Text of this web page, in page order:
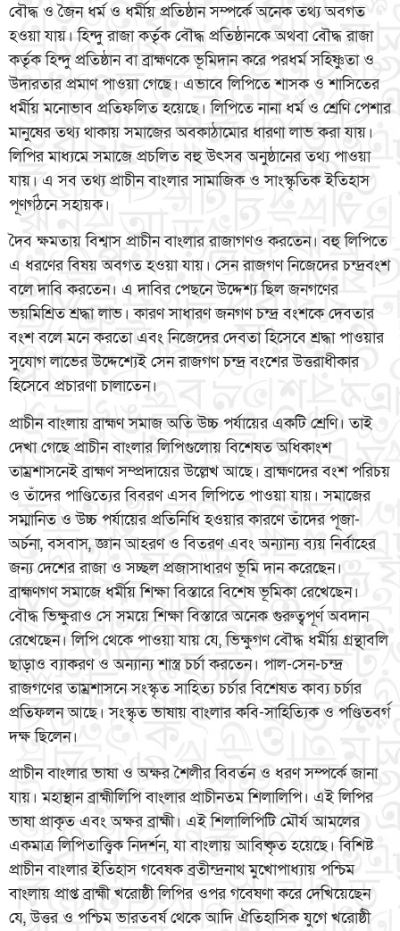
বৌদ্ধ ও জৈন ধর্ম ও ধর্মীয় প্রতিষ্ঠান সম্পর্কে অনেক তথ্য অবগত
হওয়া যায়। হিন্দু রাজা কর্তৃক বৌদ্ধ প্রতিষ্ঠানকে অথবা বৌদ্ধ রাজা
কর্তৃক হিন্দু প্রতিষ্ঠান বা ব্রাহ্মণকে ভূমিদান করে পরধর্ম সহিষ্ণুতা ও
উদারতার প্রমাণ পাওয়া গেছে। এভাবে লিপিতে শাসক ও শাসিতের
ধর্মীয় মনোভাব প্রতিফলিত হয়েছে। লিপিতে নানা ধর্ম ও শ্রেণি পেশার
মানুষের তথ্য থাকায় সমাজের অবকাঠামোর ধারণা লাভ করা যায়।
লিপির মাধ্যমে সমাজে প্রচলিত বহু উৎসব অনুষ্ঠানের তথ্য পাওয়া
যায়। এ সব তথ্য প্রাচীন বাংলার সামাজিক ও সাংস্কৃতিক ইতিহাস
পূণর্গঠনে সহায়ক।
দৈব ক্ষমতায় বিশ্বাস প্রাচীন বাংলার রাজাগণও করতেন। বহু লিপিতে
এ ধরণের বিষয় অবগত হওয়া যায়। সেন রাজগণ নিজেদের চন্দ্রবংশ
বলে দাবি করতেন। এ দাবির পেছনে উদ্দেশ্য ছিল জনগণের
ভয়মিশ্রিত শ্রদ্ধা লাভ। কারণ সাধারণ জনগণ চন্দ্র বংশকে দেবতার
বংশ বলে মনে করতো এবং নিজেদের দেবতা হিসেবে শ্রদ্ধা পাওয়ার
সুযোগ লাভের উদ্দেশ্যেই সেন রাজগণ চন্দ্র বংশের উত্তরাধীকার
হিসেবে প্রচারণা চালাতেন।
প্রাচীন বাংলায় ব্রাহ্মণ সমাজ অতি উচ্চ পর্যায়ের একটি শ্রেণি। তাই
দেখা গেছে প্রাচীন বাংলার লিপিগুলোয় বিশেষত অধিকাংশ
তাম্রশাসনেই ব্রাহ্মণ সম্প্রদায়ের উল্লেখ আছে। ব্রাহ্মণদের বংশ পরিচয়
ও তাঁদের পাণ্ডিত্যের বিবরণ এসব লিপিতে পাওয়া যায়। সমাজের
সম্মানিত ও উচ্চ পর্যায়ের প্রতিনিধি হওয়ার কারণে তাঁদের পূজা-
অর্চনা, বসবাস, জ্ঞান আহরণ ও বিতরণ এবং অন্যান্য ব্যয় নির্বাহের
জন্য দেশের রাজা ও সচ্ছল প্রজাসাধারণ ভূমি দান করেছেন।
ব্রাহ্মণগণ সমাজে ধর্মীয় শিক্ষা বিস্তারে বিশেষ ভূমিকা রেখেছেন।
বৌদ্ধ ভিক্ষুরাও সে সময়ে শিক্ষা বিস্তারে অনেক গুরুত্বপূর্ণ অবদান
রেখেছেন। লিপি থেকে পাওয়া যায় যে, ভিক্ষুগণ বৌদ্ধ ধর্মীয় গ্রন্থাবলি
ছাড়াও ব্যাকরণ ও অন্যান্য শাস্ত্র চর্চা করতেন। পাল-সেন-চন্দ্র
রাজগণের তাম্রশাসনে সংস্কৃত সাহিত্য চর্চার বিশেষত কাব্য চর্চার
প্রতিফলন আছে। সংস্কৃত ভাষায় বাংলার কবি-সাহিত্যিক ও পণ্ডিতবর্গ
দক্ষ ছিলেন।
প্রাচীন বাংলার ভাষা ও অক্ষর শৈলীর বিবর্তন ও ধরণ সম্পর্কে জানা
যায়। মহাস্থান ব্রাহ্মীলিপি বাংলার প্রাচীনতম শিলালিপি। এই লিপির
ভাষা প্রাকৃত এবং অক্ষর ব্রাহ্মী। এই শিলালিপিটি মৌর্য আমলের
একমাত্র লিপিতাত্ত্বিক নিদর্শন, যা বাংলায় আবিষ্কৃত হয়েছে। বিশিষ্ট
প্রাচীন বাংলার ইতিহাস গবেষক ব্রতীন্দ্রনাথ মুখোপাধ্যায় পশ্চিম
বাংলায় প্রাপ্ত ব্রাহ্মী খরোষ্ঠী লিপির ওপর গবেষণা করে দেখিয়েছেন
যে, উত্তর ও পশ্চিম ভারতবর্ষ থেকে আদি ঐতিহাসিক যুগে খরোষ্ঠী